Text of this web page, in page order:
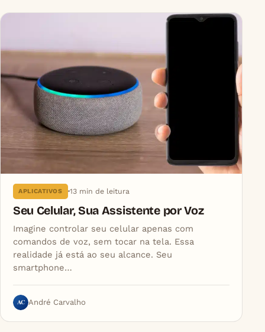
APLICATIVOS 13 min de leitura
Seu Celular, Sua Assistente por Voz
Imagine controlar seu celular apenas com
comandos de voz, sem tocar na tela. Essa
realidade já está ao seu alcance. Seu
smartphone…
AC André Carvalho